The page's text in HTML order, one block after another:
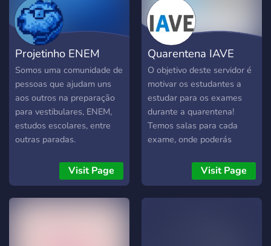
Projetinho ENEM
Somos uma comunidade de
pessoas que ajudam uns
aos outros na preparação
para vestibulares, ENEM,
estudos escolares, entre
outras paradas.
Visit Page
Quarentena IAVE
O objetivo deste servidor é
motivar os estudantes a
estudar para os exames
durante a quarentena!
Temos salas para cada
exame, onde poderás
outros alunos ?.Visit Page